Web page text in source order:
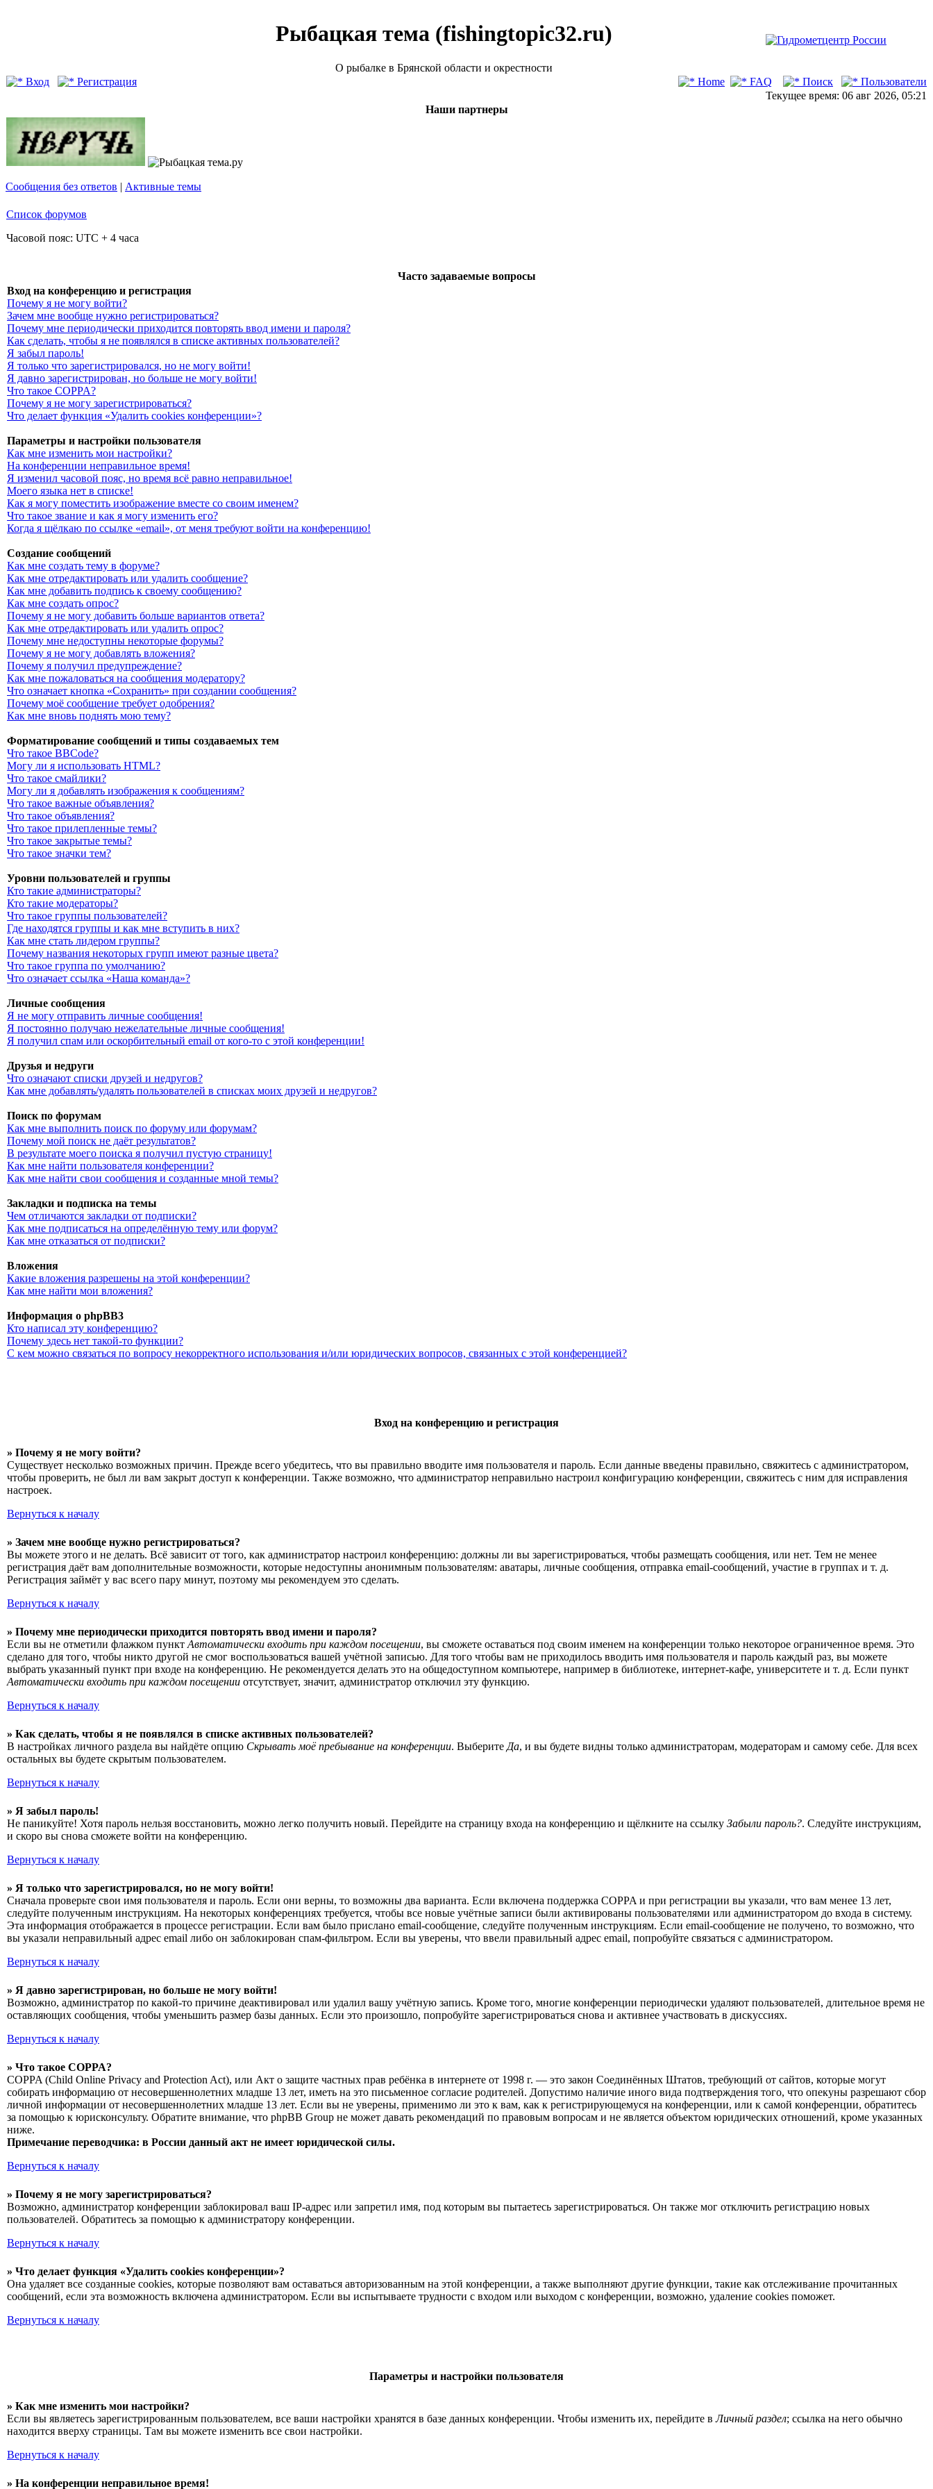
Рыбацкая тема (fishingtopic32.ru)
О рыбалке в Брянской области и окрестности
Вход
Регистрация Home FAQ Поиск
Пользователи
Текущее время: 06 авг 2026, 05:21
Наши партнеры
Сообщения без ответов | Активные темы
Список форумов
Часовой пояс: UTC + 4 часа
Часто задаваемые вопросы
Вход на конференцию и регистрация
Почему я не могу войти?
Зачем мне вообще нужно регистрироваться?
Почему мне периодически приходится повторять ввод имени и пароля?
Как сделать, чтобы я не появлялся в списке активных пользователей?
Я забыл пароль!
Я только что зарегистрировался, но не могу войти!
Я давно зарегистрирован, но больше не могу войти!
Что такое COPPA?
Почему я не могу зарегистрироваться?
Что делает функция «Удалить cookies конференции»?
Параметры и настройки пользователя
Как мне изменить мои настройки?
На конференции неправильное время!
Я изменил часовой пояс, но время всё равно неправильное!
Моего языка нет в списке!
Как я могу поместить изображение вместе со своим именем?
Что такое звание и как я могу изменить его?
Когда я щёлкаю по ссылке «email», от меня требуют войти на конференцию!
Создание сообщений
Как мне создать тему в форуме?
Как мне отредактировать или удалить сообщение?
Как мне добавить подпись к своему сообщению?
Как мне создать опрос?
Почему я не могу добавить больше вариантов ответа?
Как мне отредактировать или удалить опрос?
Почему мне недоступны некоторые форумы?
Почему я не могу добавлять вложения?
Почему я получил предупреждение?
Как мне пожаловаться на сообщения модератору?
Что означает кнопка «Сохранить» при создании сообщения?
Почему моё сообщение требует одобрения?
Как мне вновь поднять мою тему?
Форматирование сообщений и типы создаваемых тем
Что такое BBCode?
Могу ли я использовать HTML?
Что такое смайлики?
Могу ли я добавлять изображения к сообщениям?
Что такое важные объявления?
Что такое объявления?
Что такое прилепленные темы?
Что такое закрытые темы?
Что такое значки тем?
Уровни пользователей и группы
Кто такие администраторы?
Кто такие модераторы?
Что такое группы пользователей?
Где находятся группы и как мне вступить в них?
Как мне стать лидером группы?
Почему названия некоторых групп имеют разные цвета?
Что такое группа по умолчанию?
Что означает ссылка «Наша команда»?
Личные сообщения
Я не могу отправить личные сообщения!
Я постоянно получаю нежелательные личные сообщения!
Я получил спам или оскорбительный email от кого-то с этой конференции!
Друзья и недруги
Что означают списки друзей и недругов?
Как мне добавлять/удалять пользователей в списках моих друзей и недругов?
Поиск по форумам
Как мне выполнить поиск по форуму или форумам?
Почему мой поиск не даёт результатов?
В результате моего поиска я получил пустую страницу!
Как мне найти пользователя конференции?
Как мне найти свои сообщения и созданные мной темы?
Закладки и подписка на темы
Чем отличаются закладки от подписки?
Как мне подписаться на определённую тему или форум?
Как мне отказаться от подписки?
Вложения
Какие вложения разрешены на этой конференции?
Как мне найти мои вложения?
Информация о phpBB3
Кто написал эту конференцию?
Почему здесь нет такой-то функции?
С кем можно связаться по вопросу некорректного использования и/или юридических вопросов, связанных с этой конференцией?
Вход на конференцию и регистрация
» Почему я не могу войти?
Существует несколько возможных причин. Прежде всего убедитесь, что вы правильно вводите имя пользователя и пароль. Если данные введены правильно, свяжитесь с администратором,
чтобы проверить, не был ли вам закрыт доступ к конференции. Также возможно, что администратор неправильно настроил конфигурацию конференции, свяжитесь с ним для исправления
настроек.
Вернуться к началу
» Зачем мне вообще нужно регистрироваться?
Вы можете этого и не делать. Всё зависит от того, как администратор настроил конференцию: должны ли вы зарегистрироваться, чтобы размещать сообщения, или нет. Тем не менее
регистрация даёт вам дополнительные возможности, которые недоступны анонимным пользователям: аватары, личные сообщения, отправка email-сообщений, участие в группах и т. д.
Регистрация займёт у вас всего пару минут, поэтому мы рекомендуем это сделать.
Вернуться к началу
» Почему мне периодически приходится повторять ввод имени и пароля?
Если вы не отметили флажком пункт Автоматически входить при каждом посещении, вы сможете оставаться под своим именем на конференции только некоторое ограниченное время. Это
сделано для того, чтобы никто другой не смог воспользоваться вашей учётной записью. Для того чтобы вам не приходилось вводить имя пользователя и пароль каждый раз, вы можете
выбрать указанный пункт при входе на конференцию. Не рекомендуется делать это на общедоступном компьютере, например в библиотеке, интернет-кафе, университете и т. д. Если пункт
Автоматически входить при каждом посещении отсутствует, значит, администратор отключил эту функцию.
Вернуться к началу
» Как сделать, чтобы я не появлялся в списке активных пользователей?
В настройках личного раздела вы найдёте опцию Скрывать моё пребывание на конференции. Выберите Да, и вы будете видны только администраторам, модераторам и самому себе. Для всех
остальных вы будете скрытым пользователем.
Вернуться к началу
» Я забыл пароль!
Не паникуйте! Хотя пароль нельзя восстановить, можно легко получить новый. Перейдите на страницу входа на конференцию и щёлкните на ссылку Забыли пароль?. Следуйте инструкциям,
и скоро вы снова сможете войти на конференцию.
Вернуться к началу
» Я только что зарегистрировался, но не могу войти!
Сначала проверьте свои имя пользователя и пароль. Если они верны, то возможны два варианта. Если включена поддержка COPPA и при регистрации вы указали, что вам менее 13 лет,
следуйте полученным инструкциям. На некоторых конференциях требуется, чтобы все новые учётные записи были активированы пользователями или администратором до входа в систему.
Эта информация отображается в процессе регистрации. Если вам было прислано email-сообщение, следуйте полученным инструкциям. Если email-сообщение не получено, то возможно, что
вы указали неправильный адрес email либо он заблокирован спам-фильтром. Если вы уверены, что ввели правильный адрес email, попробуйте связаться с администратором.
Вернуться к началу
» Я давно зарегистрирован, но больше не могу войти!
Возможно, администратор по какой-то причине деактивировал или удалил вашу учётную запись. Кроме того, многие конференции периодически удаляют пользователей, длительное время не
оставляющих сообщения, чтобы уменьшить размер базы данных. Если это произошло, попробуйте зарегистрироваться снова и активнее участвовать в дискуссиях.
Вернуться к началу
» Что такое COPPA?
COPPA (Child Online Privacy and Protection Act), или Акт о защите частных прав ребёнка в интернете от 1998 г. — это закон Соединённых Штатов, требующий от сайтов, которые могут
собирать информацию от несовершеннолетних младше 13 лет, иметь на это письменное согласие родителей. Допустимо наличие иного вида подтверждения того, что опекуны разрешают сбор
личной информации от несовершеннолетних младше 13 лет. Если вы не уверены, применимо ли это к вам, как к регистрирующемуся на конференции, или к самой конференции, обратитесь
за помощью к юрисконсульту. Обратите внимание, что phpBB Group не может давать рекомендаций по правовым вопросам и не является объектом юридических отношений, кроме указанных
ниже.
Примечание переводчика: в России данный акт не имеет юридической силы.
Вернуться к началу
» Почему я не могу зарегистрироваться?
Возможно, администратор конференции заблокировал ваш IP-адрес или запретил имя, под которым вы пытаетесь зарегистрироваться. Он также мог отключить регистрацию новых
пользователей. Обратитесь за помощью к администратору конференции.
Вернуться к началу
» Что делает функция «Удалить cookies конференции»?
Она удаляет все созданные cookies, которые позволяют вам оставаться авторизованным на этой конференции, а также выполняют другие функции, такие как отслеживание прочитанных
сообщений, если эта возможность включена администратором. Если вы испытываете трудности с входом или выходом с конференции, возможно, удаление cookies поможет.
Вернуться к началу
Параметры и настройки пользователя
» Как мне изменить мои настройки?
Если вы являетесь зарегистрированным пользователем, все ваши настройки хранятся в базе данных конференции. Чтобы изменить их, перейдите вЛичный раздел; ссылка на него обычно
находится вверху страницы. Там вы можете изменить все свои настройки.
Вернуться к началу
» На конференции неправильное время!